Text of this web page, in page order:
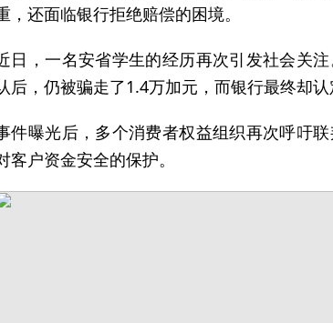
，还面临银行拒绝赔偿的困境。
日，一名安省学生的经历再次引发社会关
后，仍被骗走了1.4万加元，而银行最终却认
件曝光后，多个消费者权益组织再次呼吁
客户资金安全的保护。